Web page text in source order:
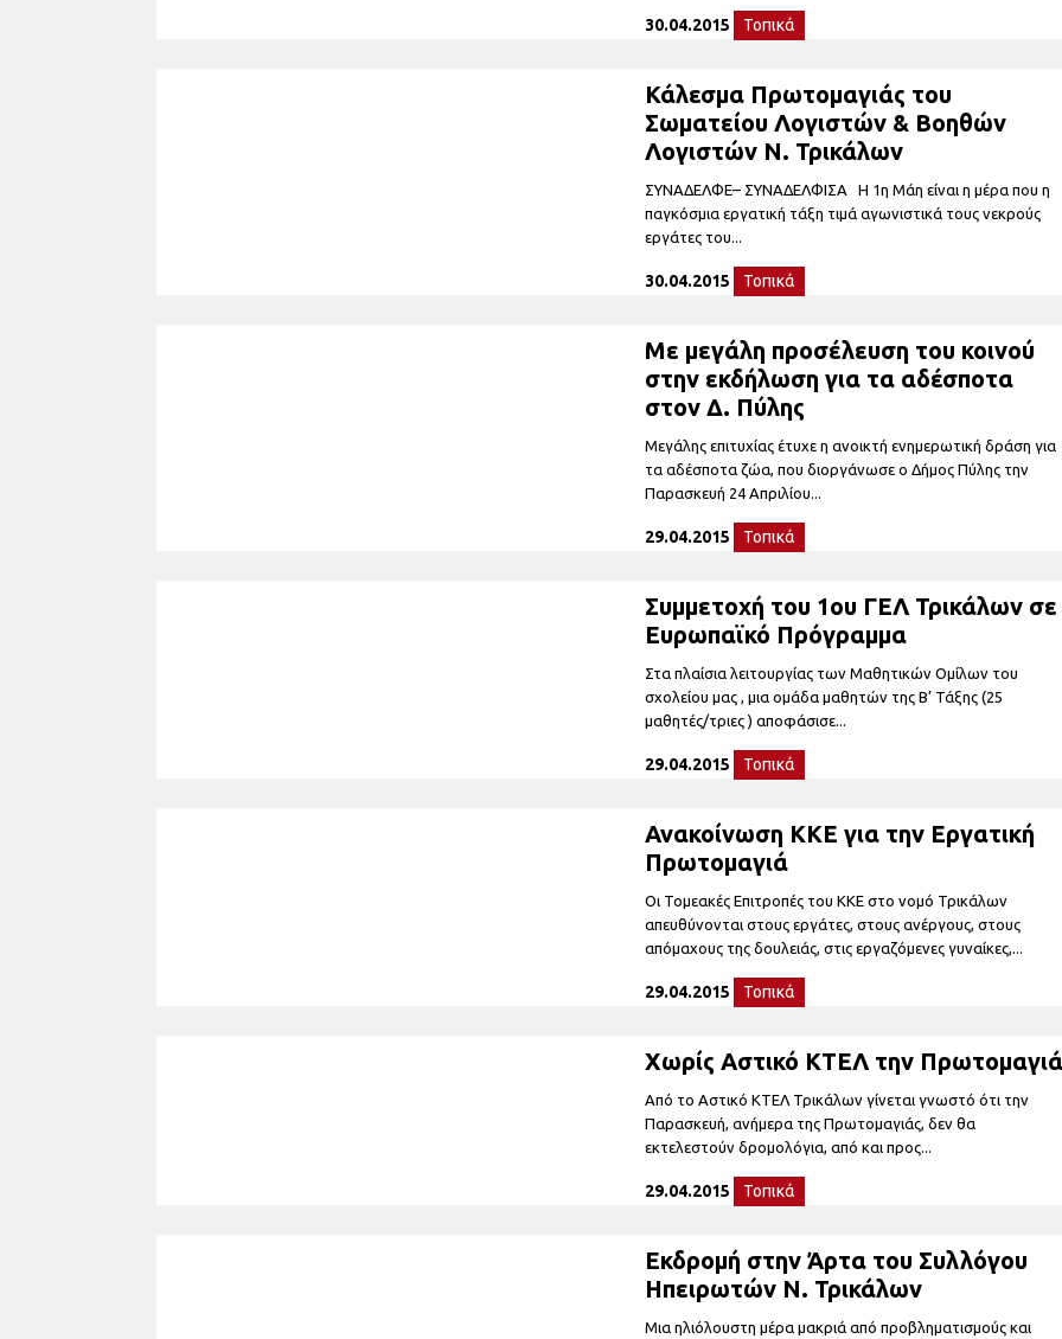
30.04.2015 Τοπικά
Κάλεσμα Πρωτομαγιάς του
Σωματείου Λογιστών & Βοηθών
Λογιστών Ν. Τρικάλων
ΣΥΝΑΔΕΛΦΕ– ΣΥΝΑΔΕΛΦΙΣΑ Η 1η Μάη είναι η μέρα που η
παγκόσμια εργατική τάξη τιμά αγωνιστικά τους νεκρούς
εργάτες του...
30.04.2015 Τοπικά
Με μεγάλη προσέλευση του κοινού
στην εκδήλωση για τα αδέσποτα
στον Δ. Πύλης
Μεγάλης επιτυχίας έτυχε η ανοικτή ενημερωτική δράση για
τα αδέσποτα ζώα, που διοργάνωσε ο Δήμος Πύλης την
Παρασκευή 24 Απριλίου...
29.04.2015 Τοπικά
Συμμετοχή του 1ου ΓΕΛ Τρικάλων σε
Ευρωπαϊκό Πρόγραμμα
Στα πλαίσια λειτουργίας των Μαθητικών Ομίλων του
σχολείου μας , μια ομάδα μαθητών της Β’ Τάξης (25
μαθητές/τριες ) αποφάσισε...
29.04.2015 Τοπικά
Ανακοίνωση ΚΚΕ για την Εργατική
Πρωτομαγιά
Οι Τομεακές Επιτροπές του ΚΚΕ στο νομό Τρικάλων
απευθύνονται στους εργάτες, στους ανέργους, στους
απόμαχους της δουλειάς, στις εργαζόμενες γυναίκες,...
29.04.2015 Τοπικά
Χωρίς Αστικό ΚΤΕΛ την
Από το Αστικό ΚΤΕΛ Τρικάλων γίνεται γνωστό ότι την
Παρασκευή, ανήμερα της Πρωτομαγιάς, δεν θα
εκτελεστούν δρομολόγια, από και προς...
29.04.2015 Τοπικά
Εκδρομή στην Άρτα του Συλλόγου
Ηπειρωτών Ν. Τρικάλων
Μια ηλιόλουστη μέρα μακριά από προβληματισμούς και